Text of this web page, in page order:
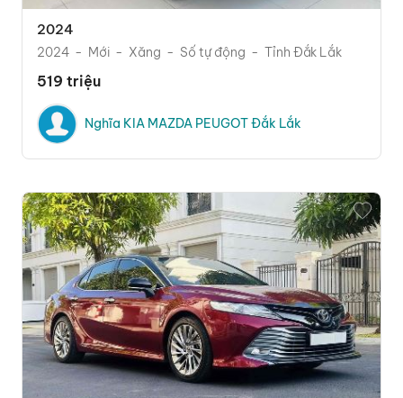
2024
2024 Mới Xăng Số tự động Tỉnh Đắk Lắk
519 triệu
Nghĩa KIA MAZDA PEUGOT Đắk Lắk